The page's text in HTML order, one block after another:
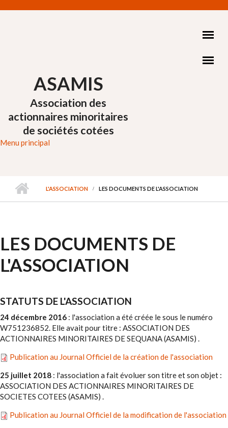
ASAMIS
Association des
actionnaires minoritaires
de sociétés cotées
Menu principal
L'ASSOCIATION LES DOCUMENTS DE L'ASSOCIATION
LES DOCUMENTS DE
L'ASSOCIATION
STATUTS DE L'ASSOCIATION
24 décembre 2016 : l'association a été créée le sous le numéro
W751236852. Elle avait pour titre : ASSOCIATION DES
ACTIONNAIRES MINORITAIRES DE SEQUANA (ASAMIS) .
Publication au Journal Officiel de la création de l'association
25 juillet 2018 : l'association a fait évoluer son titre et son objet :
ASSOCIATION DES ACTIONNAIRES MINORITAIRES DE
SOCIETES COTEES (ASAMIS) .
Publication au Journal Officiel de la modification de l'association